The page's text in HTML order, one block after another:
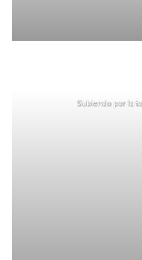
Subiendo por la